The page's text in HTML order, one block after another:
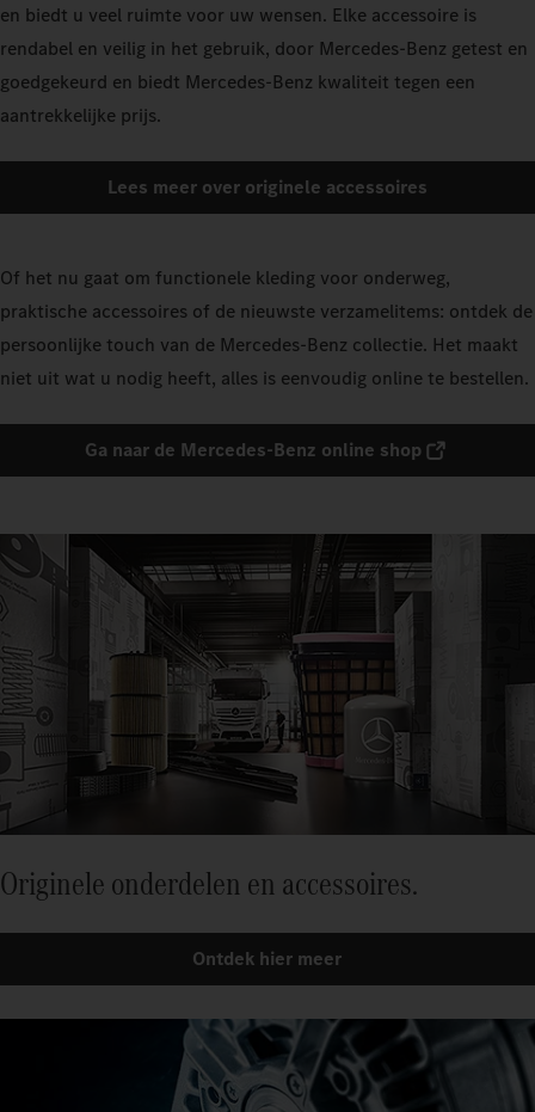
en biedt u veel ruimte voor uw wensen. Elke accessoire is
rendabel en veilig in het gebruik, door Mercedes-Benz getest en
goedgekeurd en biedt Mercedes-Benz kwaliteit tegen een
aantrekkelijke prijs.
Lees meer over originele accessoires
Of het nu gaat om functionele kleding voor onderweg,
praktische accessoires of de nieuwste verzamelitems: ontdek de
persoonlijke touch van de Mercedes-Benz collectie. Het maakt
niet uit wat u nodig heeft, alles is eenvoudig online te bestellen.
Ga naar de Mercedes-Benz online shop
Originele onderdelen en accessoires.
Ontdek hier meer